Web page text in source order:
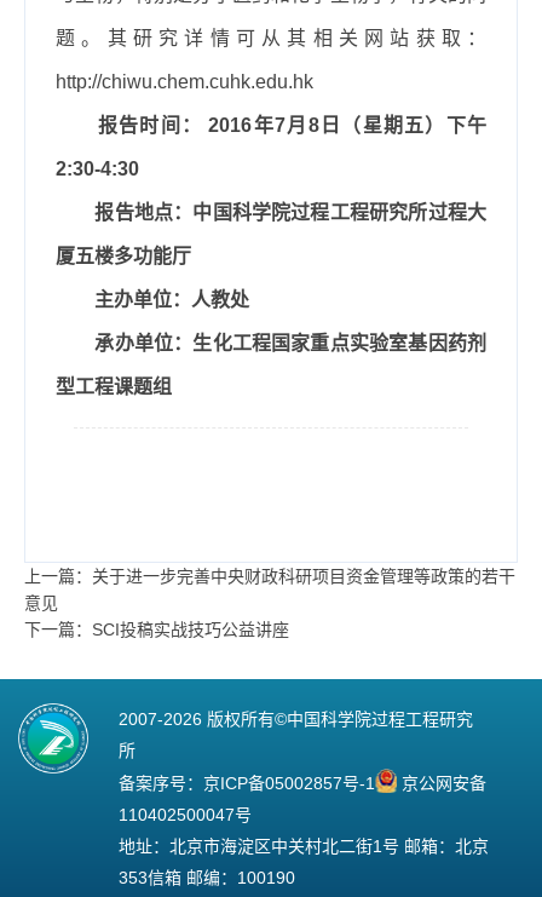
题。其研究详情可从其相关网站获取：
http://chiwu.chem.cuhk.edu.hk
报告时间： 2016年7月 8日（星期五）下午
2:30-4:30
报告地点： 中国科学院过程工程研究所过程大
厦五楼多功能厅
主办单位： 人教处
承办单位： 生化工程国家重点实验室基因药剂
型工程课题组
上一篇：关于进一步完善中央财政科研项目资金管理等政策的若干
意见
下一篇：SCI投稿实战技巧公益讲座
2007-2026 版权所有©中国科学院过程工程研究
所
备案序号： 京ICP备05002857号-1
京公网安备
110402500047号
地址：北京市海淀区中关村北二街1号 邮箱：北京
353信箱 邮编：100190